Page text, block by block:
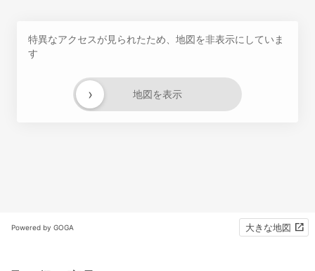
特異なアクセスが見られたため、地図を非表示にしていま
す
地図を表示
›
Powered by GOGA 大きな地図